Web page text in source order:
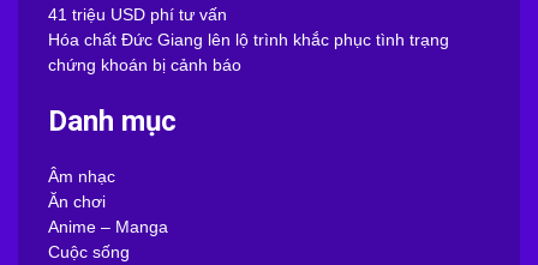
41 triệu USD phí tư vấn
Hóa chất Đức Giang lên lộ trình khắc phục tình trạng
chứng khoán bị cảnh báo
Danh mục
Âm nhạc
Ăn chơi
Anime – Manga
Cuộc sống